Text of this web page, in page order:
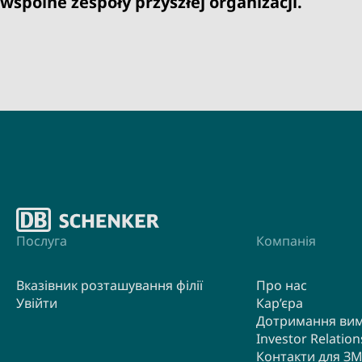
Послуга
Вказівник розташування філії
Увійти
Компанія
Про нас
Кар’єра
Дотримання
Investor
Контакти для